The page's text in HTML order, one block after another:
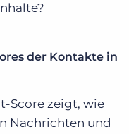
der Kontakte in
Score zeigt, wie
Nachrichten und